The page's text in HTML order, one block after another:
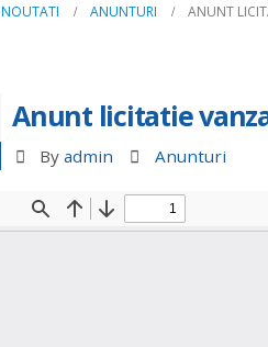
NOUTATI ANUNTURI ANUNT
Anunt licitatie
By admin Anunturi